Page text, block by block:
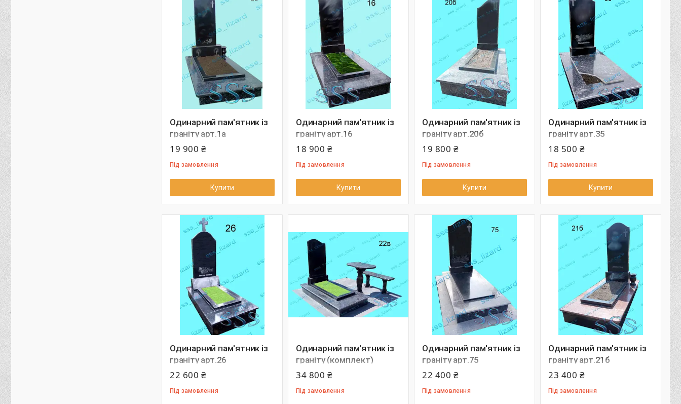
Одинарний пам'ятник із
граніту арт.1а
19 900 ₴
Під замовлення
Купити
Одинарний пам'ятник із
граніту арт.16
18 900 ₴
Під замовлення
Купити
Одинарний пам'ятник із
граніту арт.20б
19 800 ₴
Під замовлення
Купити
Одинарний пам'ятник із
граніту арт.35
18 500 ₴
Під замовлення
Купити
Одинарний пам'ятник із
граніту арт.26
22 600 ₴
Під замовлення
Одинарний пам'ятник із
граніту (комплект)
арт.22в
34 800 ₴
Під замовлення
Одинарний пам'ятник із
граніту арт.75
22 400 ₴
Під замовлення
Одинарний пам'ятник із
граніту арт.21б
23 400 ₴
Під замовлення